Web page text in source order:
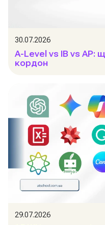
30.07.2026
A-Level vs IB vs AP:
кордон
29.07.2026